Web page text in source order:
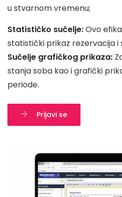
Nazovite
u stvarnom vremenu;
Statističko sučelje:Ovo
statistički prikaz rezervacija i
Sučelje grafičkog prikaza:
stanja soba kao i grafički
periode.
Prijavi se